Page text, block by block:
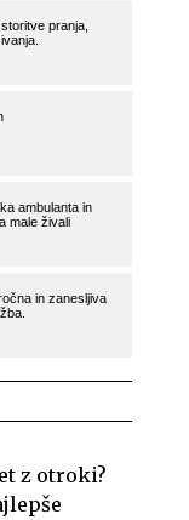
z otroki?